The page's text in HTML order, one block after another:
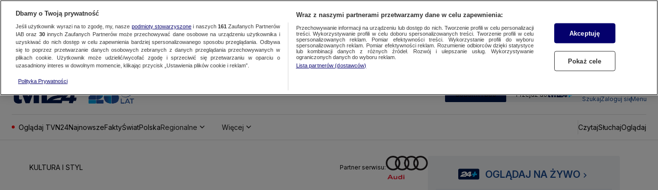
SUBSKRYBUJ Przejdź do
SzukajZaloguj sięMenu
Oglądaj TVN24NajnowszeFaktyŚwiatPolskaRegionalne Więcej CzytajSłuchajOglądaj
KULTURA I STYL Partner serwisu:
OGLĄDAJ NA ŻYWO
Dbamy o Twoją prywatność
Jeśli użytkownik wyrazi na to zgodę, my, nasze podmioty stowarzyszonei naszych 161 Zaufanych Partnerów
IAB oraz 30innych Zaufanych Partnerów może przechowywać dane osobowe na urządzeniu użytkownika i
uzyskiwać do nich dostęp w celu zapewnienia bardziej spersonalizowanego sposobu przeglądania. Odbywa
się to poprzez przetwarzanie danych osobowych zebranych z danych przeglądania przechowywanych w
plikach cookie. Użytkownik może udzielić/wycofać zgodę i sprzeciwić się przetwarzaniu w oparciu o
uzasadniony interes w dowolnym momencie, klikając przycisk „Ustawienia plików cookie i reklam”.
Polityka Prywatności
Wraz z naszymi partnerami przetwarzamy dane w celu zapewnienia:
Przechowywanie informacji na urządzeniu lub dostęp do nich. Tworzenie profili w celu personalizacji
treści. Wykorzystywanie profili w celu doboru spersonalizowanych treści. Tworzenie profili w celu
spersonalizowanych reklam. Pomiar efektywności treści. Wykorzystanie profili do wyboru
spersonalizowanych reklam. Pomiar efektywności reklam. Rozumienie odbiorców dzięki statystyce
lub kombinacji danych z różnych źródeł. Rozwój i ulepszanie usług. Wykorzystywanie
ograniczonych danych do wyboru reklam.
Lista partnerów (dostawców)
Akceptuję
Pokaż cele